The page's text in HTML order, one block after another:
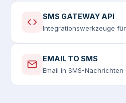
SMS GATEWAY API
Integrationswerkzeuge
EMAIL TO SMS
Email in SMS-